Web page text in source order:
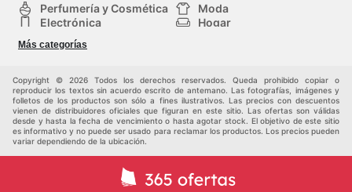
Perfumería y Cosmética
Moda
Electrónica
Hogar
Deporte
Juguetes y bebés
Más categorías
Copyright © 2026 Todos los derechos reservados. Queda prohibido copiar o
reproducir los textos sin acuerdo escrito de antemano. Las fotografías, imágenes y
folletos de los productos son sólo a fines ilustrativos. Las precios con descuentos
vienen de distribuidores oficiales que figuran en este sitio. Las ofertas son válidas
desde y hasta la fecha de vencimiento o hasta agotar stock. El objetivo de este sitio
es informativo y no puede ser usado para reclamar los productos. Los precios pueden
variar dependiendo de la ubicación.